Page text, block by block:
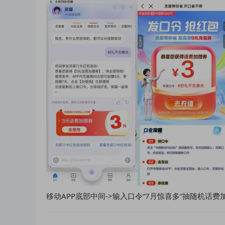
移动APP底部中间->输入口令“7月惊喜多”抽随机话费